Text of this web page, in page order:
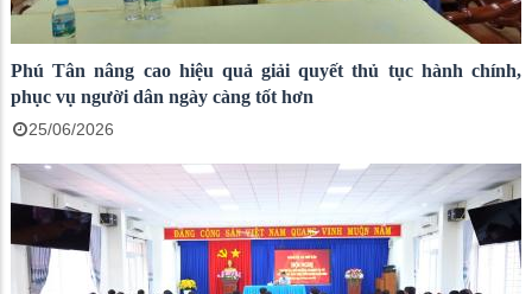
Phú Tân nâng cao hiệu quả giải quyết thủ tục hành chính,
phục vụ người dân ngày càng tốt hơn
25/06/2026